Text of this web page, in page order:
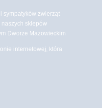
sympatyków zwierząt
naszych sklepów
Dworze Mazowieckim
internetowej, która